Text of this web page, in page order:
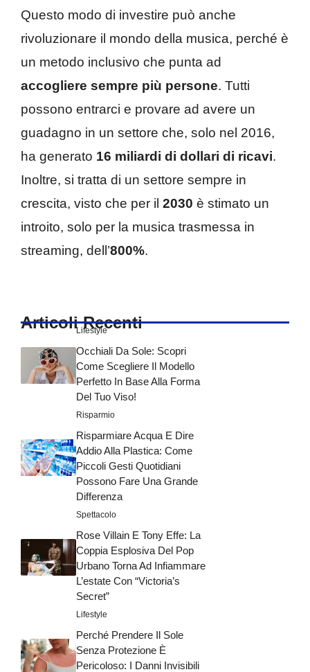
Questo modo di investire può anche
rivoluzionare il mondo della musica, perché è
un metodo inclusivo che punta ad
accogliere sempre più persone. Tutti
possono entrarci e provare ad avere un
guadagno in un settore che, solo nel 2016,
ha generato 16 miliardi di dollari di ricavi.
Inoltre, si tratta di un settore sempre in
crescita, visto che per il 2030 è stimato un
introito, solo per la musica trasmessa in
streaming, dell’800%.
Articoli Recenti
Lifestyle
Occhiali Da Sole: Scopri
Come Scegliere Il Modello
Perfetto In Base Alla Forma
Del Tuo Viso!
Risparmio
Risparmiare Acqua E Dire
Addio Alla Plastica: Come
Piccoli Gesti Quotidiani
Possono Fare Una Grande
Differenza
Spettacolo
Rose Villain E Tony Effe: La
Coppia Esplosiva Del Pop
Urbano Torna Ad Infiammare
L’estate Con “Victoria’s
Secret”
Lifestyle
Perché Prendere Il Sole
Senza Protezione È
Pericoloso: I Danni Invisibili